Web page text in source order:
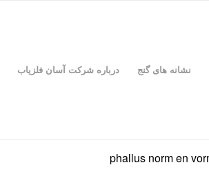
نشانه های گنج درباره شرکت آسان فلزیاب